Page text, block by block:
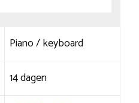
Piano / keyboard
14 dagen